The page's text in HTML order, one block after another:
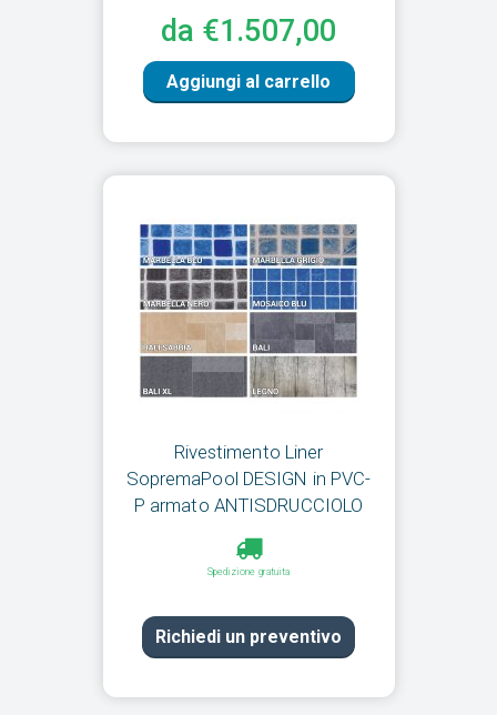
da €1.507,00
Aggiungi al carrello
Rivestimento Liner
SopremaPool DESIGN in PVC-
P armato ANTISDRUCCIOLO
Spedizione gratuita
Richiedi un preventivo